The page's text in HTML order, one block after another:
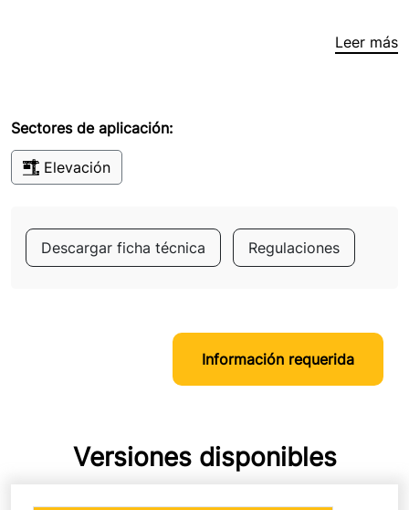
Leer más
Sectores de aplicación:
Elevación
Descargar ficha técnica Regulaciones
Información requerida
Versiones disponibles